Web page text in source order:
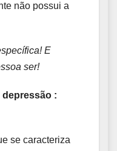
não possui a
E
ser!
:
se caracteriza